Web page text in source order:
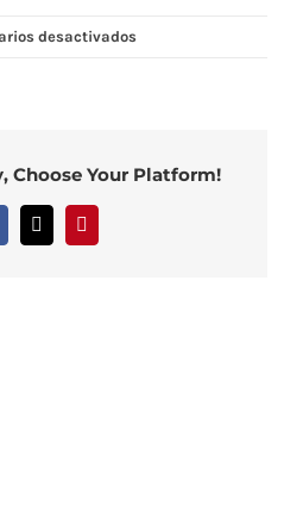
desactivados
llorones2
Choose Your Platform!
X Pinterest